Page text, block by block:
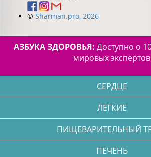
© Sharman.pro, 2026
АЗБУКА ЗДОРОВЬЯ: Доступно о
мировых экспертов
СЕРДЦЕ
ЛЕГКИЕ
ПИЩЕВАРИТЕЛЬНЫЙ
ПЕЧЕНЬ